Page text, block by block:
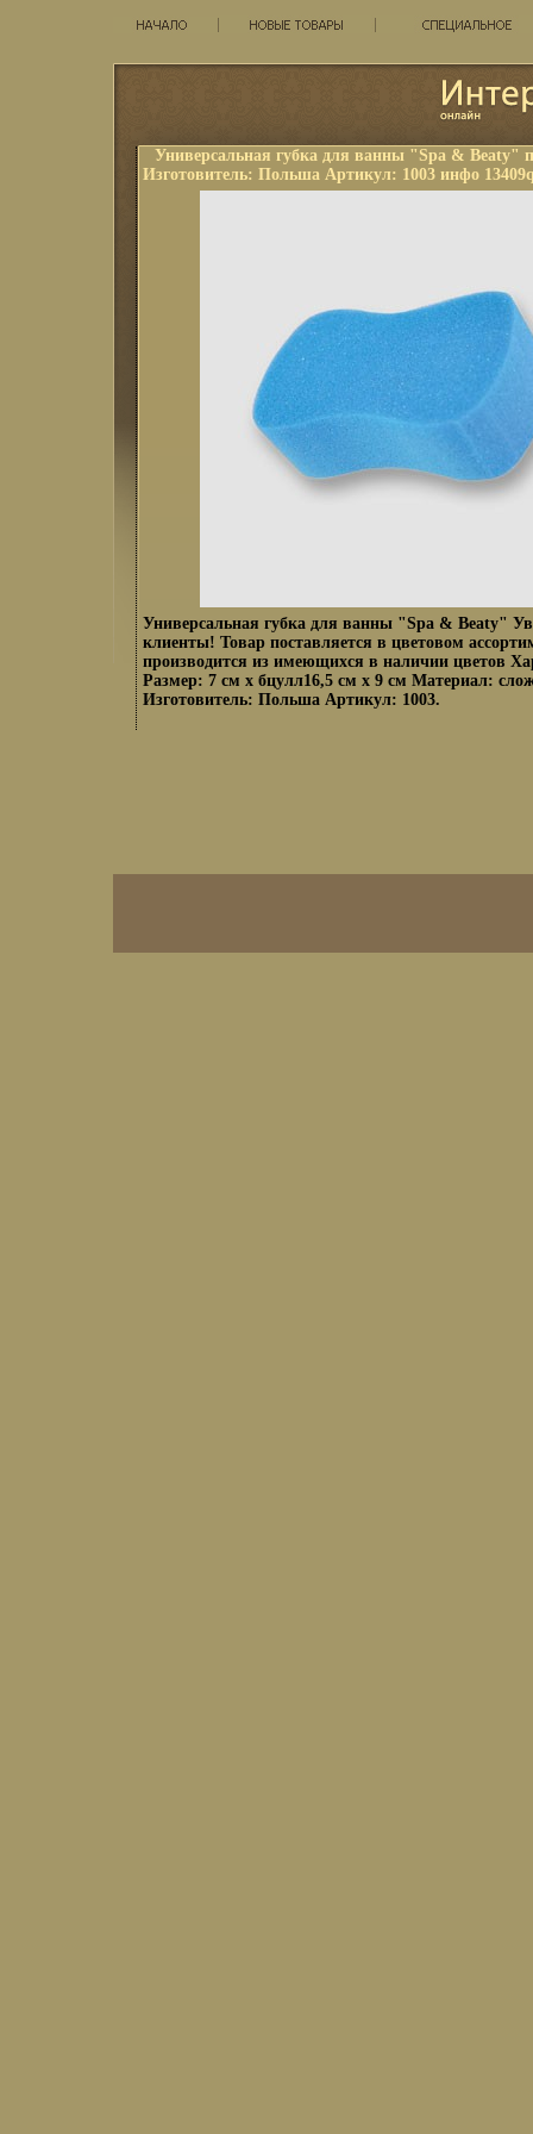
Универсальная губка для ванны "Spa & Beaty"
Изготовитель: Польша Артикул: 1003 инфо
Универсальная губка для ванны "Spa & Beaty"
клиенты! Товар поставляется в цветовом
производится из имеющихся в наличии цветов
Размер: 7 см х бцулл16,5 см х 9 см Материал:
Изготовитель: Польша Артикул: 1003.